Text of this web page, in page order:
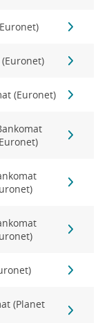
(Euronet)
(Planet